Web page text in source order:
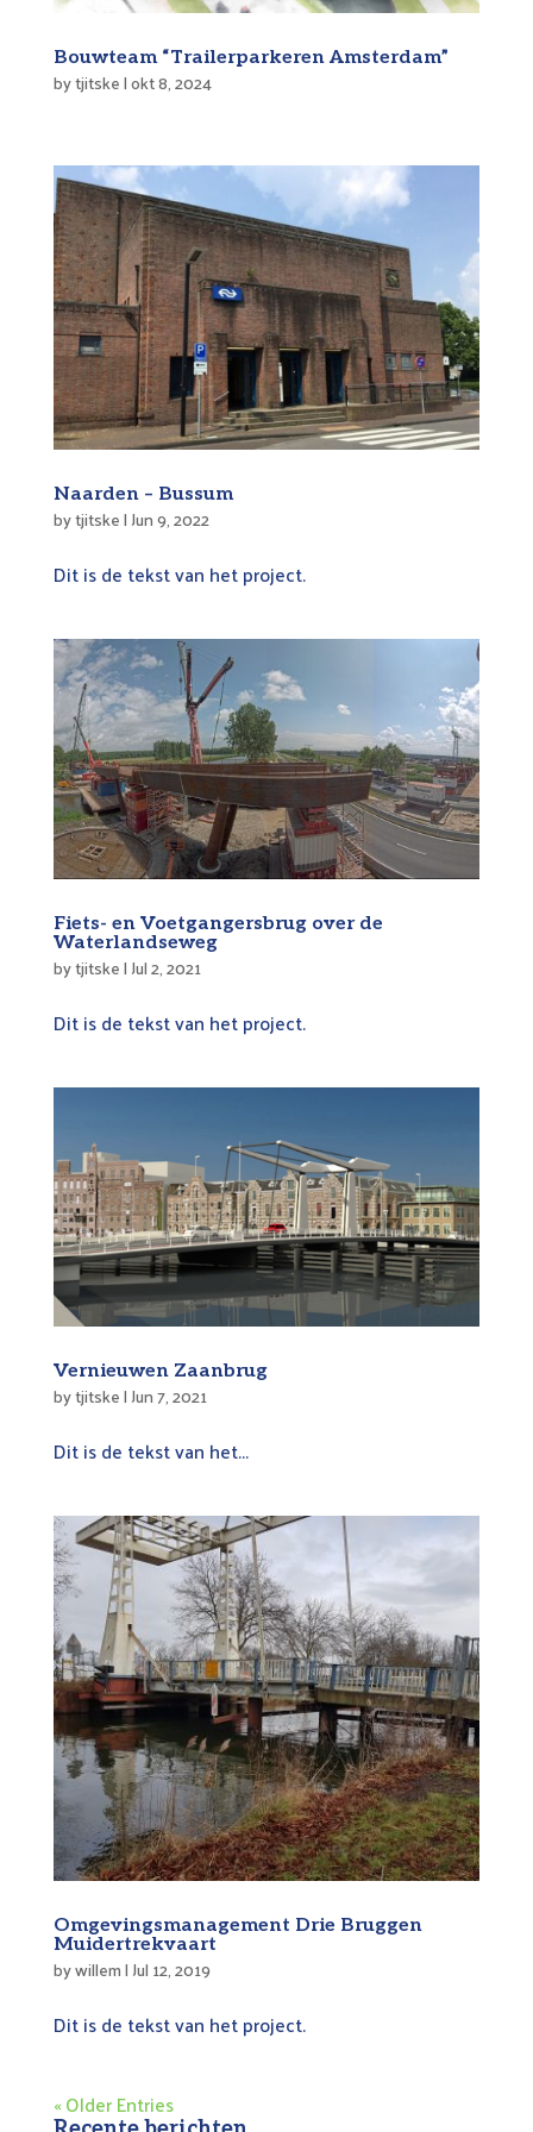
Bouwteam “Trailerparkeren Amsterdam”
bytjitske|okt 8, 2024
Naarden – Bussum
bytjitske| Jun 9, 2022
Dit is de tekst van het project.
Fiets- en Voetgangersbrug over de
Waterlandseweg
bytjitske| Jul 2, 2021
Dit is de tekst van het project.
Vernieuwen Zaanbrug
bytjitske| Jun 7, 2021
Dit is de tekst van het...
Omgevingsmanagement Drie Bruggen
Muidertrekvaart
bywillem| Jul 12, 2019
Dit is de tekst van het project.
« Older Entries